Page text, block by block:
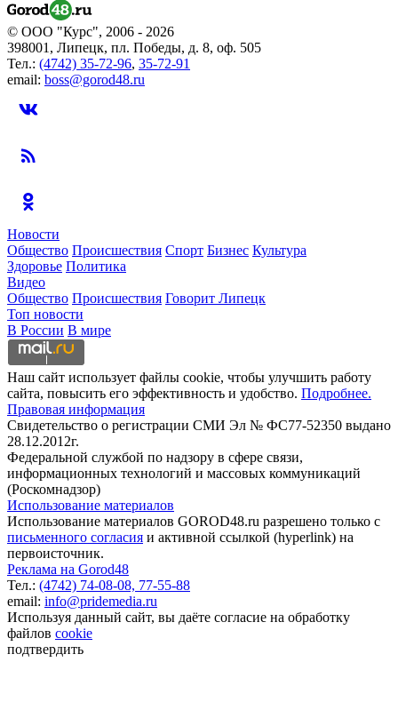
© ООО "Курс", 2006 - 2026
398001, Липецк, пл. Победы, д. 8, оф. 505
Тел.: (4742) 35-72-96, 35-72-91
email: boss@gorod48.ru
Новости
Общество Происшествия Спорт Бизнес Культура
Здоровье Политика
Видео
Общество Происшествия Говорит Липецк
Топ новости
В России В мире
Наш сайт использует файлы cookie, чтобы улучшить работу
сайта, повысить его эффективность и удобство. Подробнее.
Правовая информация
Свидетельство о регистрации СМИ Эл № ФС77-52350 выдано
28.12.2012г.
Федеральной службой по надзору в сфере связи,
информационных технологий и массовых коммуникаций
(Роскомнадзор)
Использование материалов
Использование материалов GOROD48.ru разрешено только с
письменного согласия и активной ссылкой (hyperlink) на
первоисточник.
Реклама на Gorod48
Тел.: (4742) 74-08-08, 77-55-88
email: info@pridemedia.ru
Используя данный сайт, вы даёте согласие на обработку
файлов cookie
подтвердить